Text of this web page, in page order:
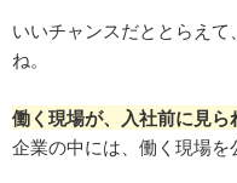
いいチャンスだととらえ
ね。
働く現場が、入社前に見ら
企業の中には、働く現場を